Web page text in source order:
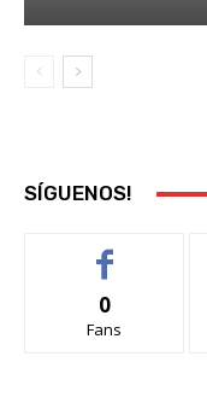
SÍGUENOS!
0
Fans